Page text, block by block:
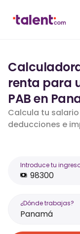
renta para
PAB en
Calcula tu
deducciones e
Introduce tu
¿Dónde trabajas?
Panamá